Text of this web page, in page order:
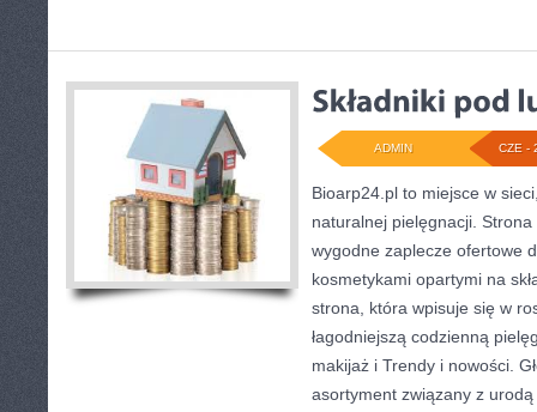
CZE -
ADMIN
Bioarp24.pl to miejsce w
naturalnej pielęgnacji.
wygodne zaplecze ofertowe
kosmetykami opartymi na
strona, która wpisuje się w
łagodniejszą codzienną
makijaż i Trendy i nowości.
asortyment związany z